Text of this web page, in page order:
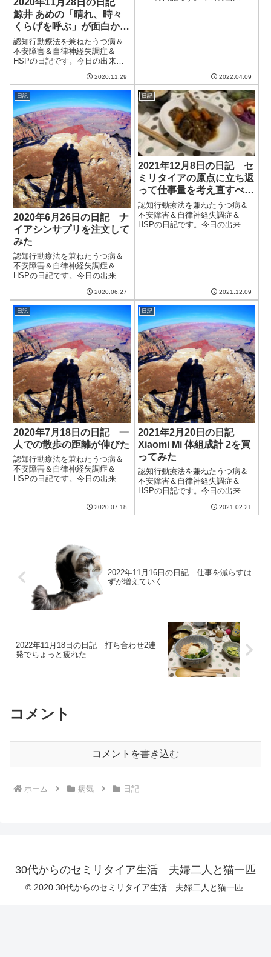
2020年11月28日の日記
鯨井 あめの「晴れ、時々
くらげを呼ぶ」が面白かっ
た
認知行動療法を兼ねたうつ病＆
不安障害＆自律神経失調症＆
HSPの日記です。今日の出来事
かいのだけど、気温は低く、北
風が冷たい。変に暖かい季節は
終わったようだ。できれば日差
しが暖かいのだけは残してほし
いなぁ。午前中は...
2020.11.29 2022.04.09
日記
2020年6月26日の日記 ナ
イアシンサプリを注文して
みた
認知行動療法を兼ねたうつ病＆
不安障害＆自律神経失調症＆
HSPの日記です。今日の出来事
むしむししている。自律神経の
調子がいまいちのようで、立ち
眩みなどしてしまう。調子が下
降気味で嫌になる。昨日の日記
で書いた、断薬系...
2020.06.27
日記
2021年12月8日の日記 セ
ミリタイアの原点に立ち返
って仕事量を考え直すべき
か
認知行動療法を兼ねたうつ病＆
不安障害＆自律神経失調症＆
HSPの日記です。今日の出来事
2021.12.09
日記
2020年7月18日の日記 一
人での散歩の距離が伸びた
認知行動療法を兼ねたうつ病＆
不安障害＆自律神経失調症＆
HSPの日記です。今日の出来事
日。本当に7月後半か?と思うよ
うな気温。野菜の価格が高騰し
2020.07.18
日記
2021年2月20日の日記
Xiaomi Mi 体組成計 2を買
ってみた
認知行動療法を兼ねたうつ病＆
不安障害＆自律神経失調症＆
HSPの日記です。今日の出来事
朝は結構気温が低かったのだけ
2021.02.21
2022年11月16日の日記 仕事を減らすは
ずが増えていく
2022年11月18日の日記 打ち合わせ2連
発でちょっと疲れた
コメント
コメントを書き込む
ホーム 病気 日記
30代からのセミリタイア生活 夫婦二人と猫一匹
© 2020 30代からのセミリタイア生活 夫婦二人と猫一匹.